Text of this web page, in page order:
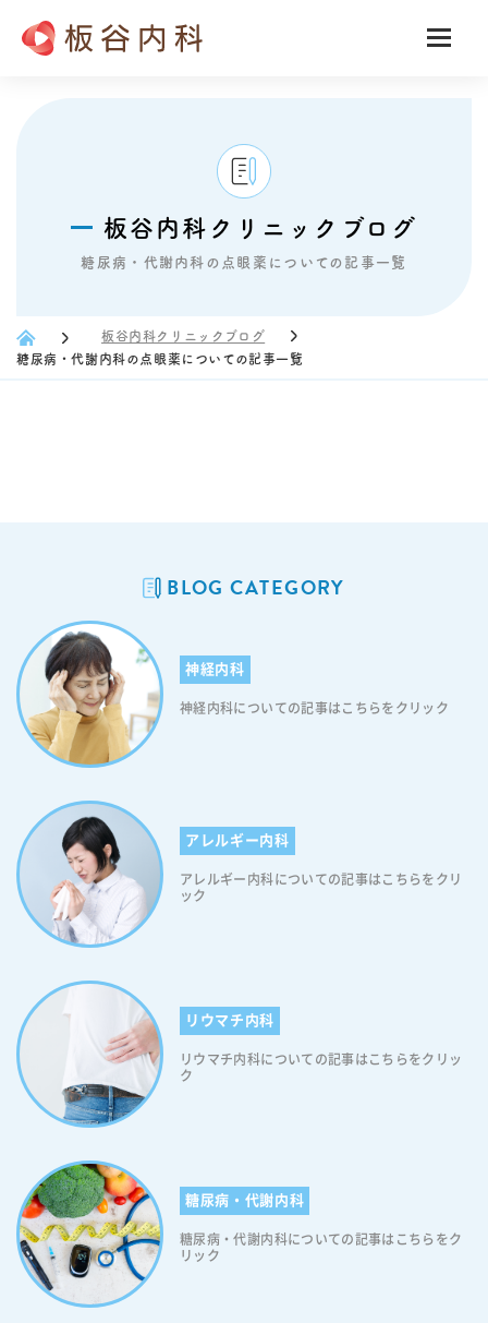
板谷内科クリニックブログ
糖尿病・代謝内科の点眼薬についての記事一覧
板谷内科クリニックブログ
糖尿病・代謝内科の点眼薬についての記事一覧
BLOG CATEGORY
神経内科
神経内科についての記事はこちらをクリック
アレルギー内科
アレルギー内科についての記事はこちらをクリ
ック
リウマチ内科
リウマチ内科についての記事はこちらをクリッ
ク
糖尿病・代謝内科
糖尿病・代謝内科についての記事はこちらをク
リック